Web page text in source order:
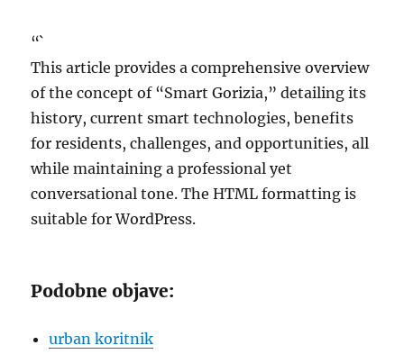
“`
This article provides a comprehensive overview
of the concept of “Smart Gorizia,” detailing its
history, current smart technologies, benefits
for residents, challenges, and opportunities, all
while maintaining a professional yet
conversational tone. The HTML formatting is
suitable for WordPress.
Podobne objave:
urban koritnik